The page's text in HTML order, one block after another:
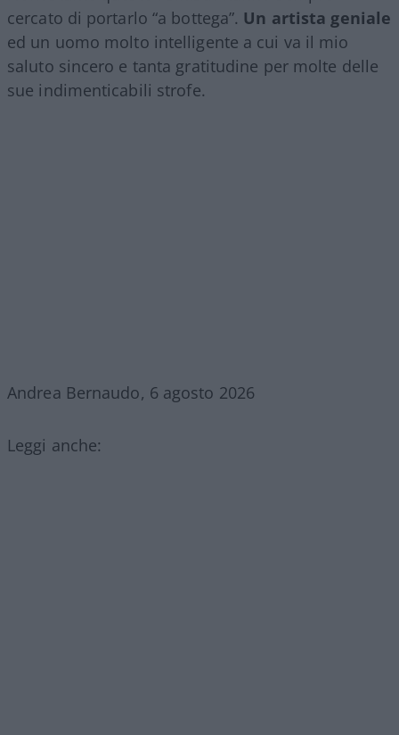
cercato di portarlo “a bottega”. Un artista geniale
ed un uomo molto intelligente a cui va il mio
saluto sincero e tanta gratitudine per molte delle
sue indimenticabili strofe.
Andrea Bernaudo, 6 agosto 2026
Leggi anche: